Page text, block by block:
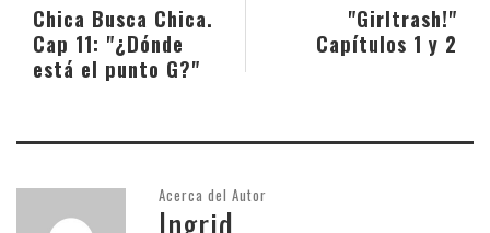
"Girltrash!"
Capítulos 1 y 2
Chica Busca Chica.
Cap 11: "¿Dónde
está el punto G?"
Acerca del Autor
Ingrid